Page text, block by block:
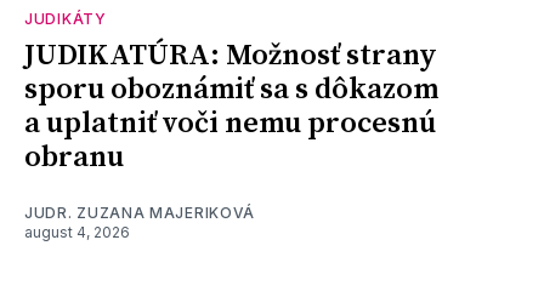
JUDIKÁTY
JUDIKATÚRA: Možnosť strany
sporu oboznámiť sa s dôkazom
a uplatniť voči nemu procesnú
obranu
JUDR. ZUZANA MAJERIKOVÁ
august 4, 2026